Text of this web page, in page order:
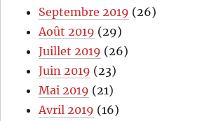
Septembre 2019 (26)
Août 2019 (29)
Juillet 2019 (26)
Juin 2019 (23)
Mai 2019 (21)
Avril 2019 (16)